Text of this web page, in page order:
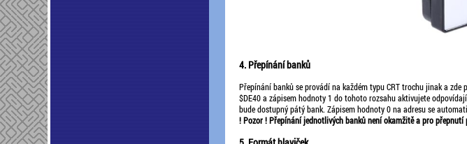
4. Přepínání banků
Přepínání banků se provádí na každém typu CRT trochu jinak a
$DE40 a zápisem hodnoty 1 do tohoto rozsahu aktivujete
bude dostupný pátý bank. Zápisem hodnoty 0 na adresu se
! Pozor ! Přepínání jednotlivých banků není okamžitě a pro